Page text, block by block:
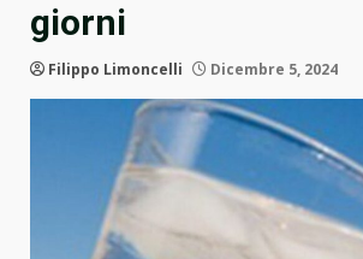
giorni
Filippo Limoncelli Dicembre 5, 2024